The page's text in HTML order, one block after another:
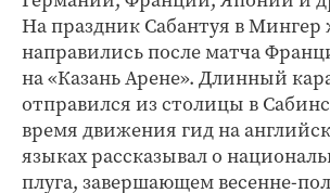
На праздник Сабантуя в
направились после матча
на «Казань Арене». Длинный
отправился из столицы в
время движения гид на
языках рассказывал о
плуга, завершающем весенне-